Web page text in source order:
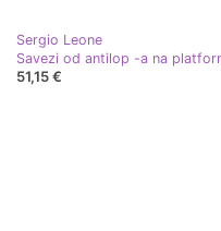
Sergio Leone
Savezi od antilop -a na
51,15 €